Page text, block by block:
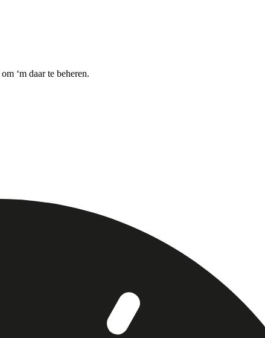
om ‘m daar te beheren.